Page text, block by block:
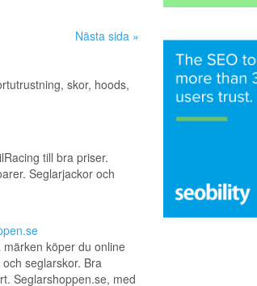
Nästa sida »
skor, hoods,
till bra priser.
Seglarjackor och
köper du online
seglarskor. Bra
Seglarshoppen.se, med